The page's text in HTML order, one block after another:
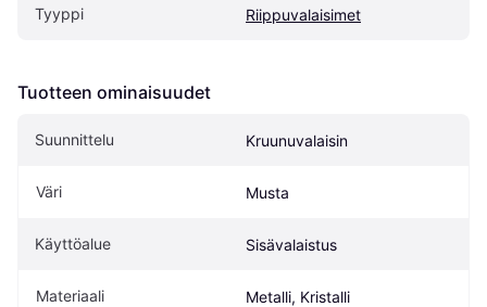
Tyyppi Riippuvalaisimet
Tuotteen ominaisuudet
Suunnittelu Kruunuvalaisin
Väri Musta
Käyttöalue Sisävalaistus
Materiaali Metalli, Kristalli